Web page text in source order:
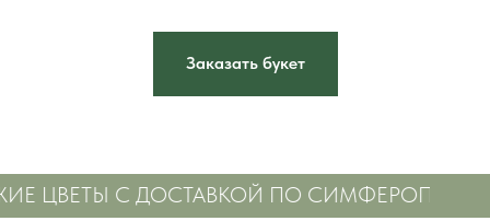
Заказать букет
ЦВЕТЫ С ДОСТАВКОЙ ПО СИМФЕРОПОЛЮ